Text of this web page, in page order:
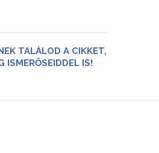
TALÁLOD A CIKKET,
ISMERŐSEIDDEL IS!